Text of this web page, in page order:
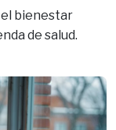
el bienestar
de salud.